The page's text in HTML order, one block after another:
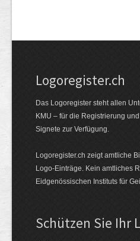
Logoregister.ch
Das Logoregister steht allen
KMU – für die Registrierung
Signete zur Verfügung.
Logoregister.ch zeigt amtliche
Logo-Einträge. Kein amtliches
Eidgenössischen Instituts für
Schützen Sie Ihr